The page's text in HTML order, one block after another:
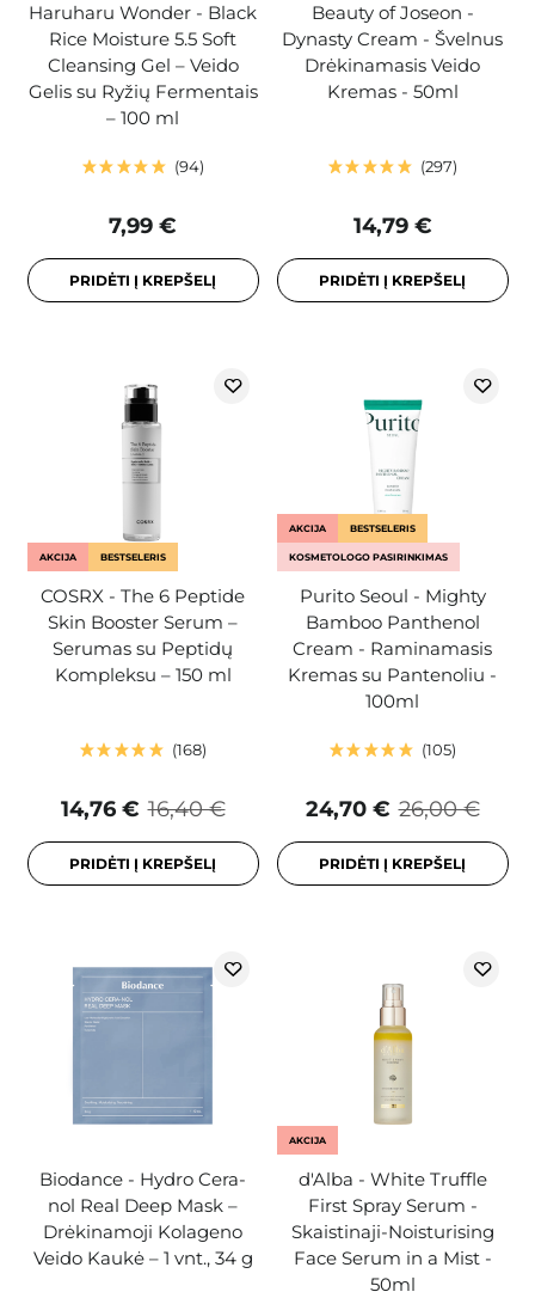
Haruharu Wonder - Black
Rice Moisture 5.5 Soft
Cleansing Gel – Veido
Gelis su Ryžių Fermentais
– 100 ml
94
7,99 €
PRIDĖTI Į KREPŠELĮ
Beauty of Joseon -
Dynasty Cream - Švelnus
Drėkinamasis Veido
Kremas - 50ml
297
14,79 €
PRIDĖTI Į KREPŠELĮ
AKCIJA BESTSELERIS
COSRX - The 6 Peptide
Skin Booster Serum –
Serumas su Peptidų
Kompleksu – 150 ml
168
16,40 €
14,76 €
PRIDĖTI Į KREPŠELĮ
AKCIJA BESTSELERIS
KOSMETOLOGO PASIRINKIMAS
Purito Seoul - Mighty
Bamboo Panthenol
Cream - Raminamasis
Kremas su Pantenoliu -
100ml
105
26,00 €
24,70 €
PRIDĖTI Į KREPŠELĮ
Biodance - Hydro Cera-
nol Real Deep Mask –
Drėkinamoji Kolageno
Veido Kaukė – 1 vnt., 34 g
AKCIJA
d'Alba - White Truffle
First Spray Serum -
Skaistinaji-Noisturising
Face Serum in a Mist -
50ml